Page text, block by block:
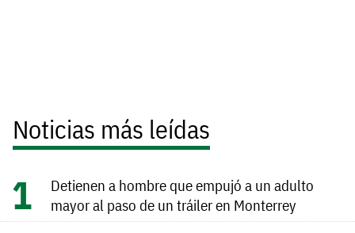
Noticias más leídas
Detienen a hombre que empujó a un adulto
mayor al paso de un tráiler en Monterrey